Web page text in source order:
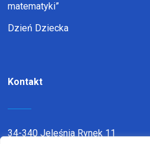
matematyki”
Dzień Dziecka
Kontakt
34-340 Jeleśnia Rynek 11